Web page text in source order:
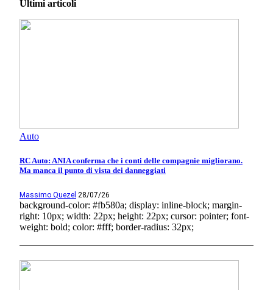
Ultimi articoli
Auto
RC Auto: ANIA conferma che i conti delle compagnie migliorano.
Ma manca il punto di vista dei danneggiati
Massimo Quezel 28/07/26
background-color: #fb580a; display: inline-block; margin-
right: 10px; width: 22px; height: 22px; cursor: pointer; font-
weight: bold; color: #fff; border-radius: 32px;